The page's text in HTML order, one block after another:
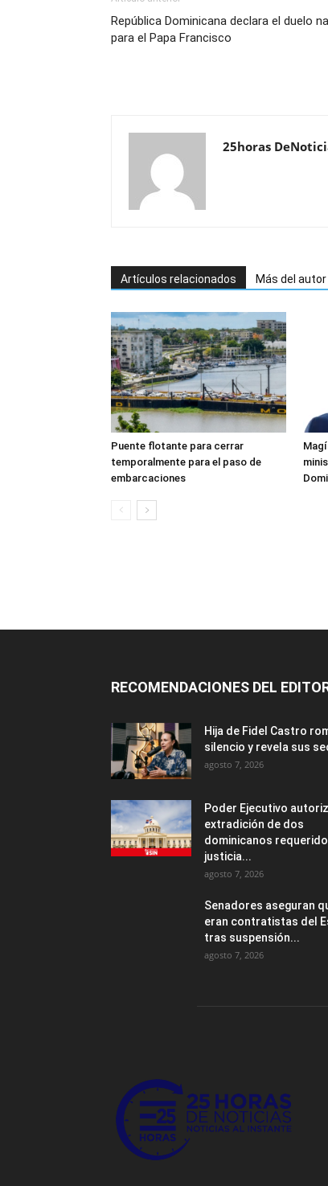
República Dominicana declara el duelo
para el Papa Francisco
25horas
Artículos relacionados Más del autor
Puente flotante para cerrar
temporalmente para el paso de
embarcaciones
RECOMENDACIONES DEL
Hija de Fidel Castro
silencio y revela sus
agosto 7, 2026
Poder Ejecutivo
extradición de dos
dominicanos
justicia...
agosto 7, 2026
Senadores aseguran
eran contratistas del
tras suspensión...
agosto 7, 2026